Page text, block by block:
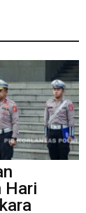
Hari